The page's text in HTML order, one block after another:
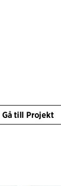
Gå till Projekt